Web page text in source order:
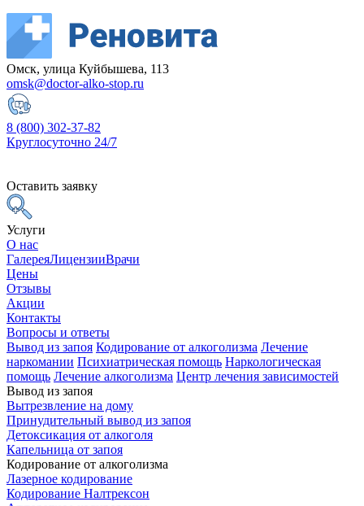
Омск, улица Куйбышева, 113
omsk@doctor-alko-stop.ru
8 (800) 302-37-82
Круглосуточно 24/7
Оставить заявку
Услуги
О нас
ГалереяЛицензииВрачи
Цены
Отзывы
Акции
Контакты
Вопросы и ответы
Вывод из запоя Кодирование от алкоголизма Лечение
наркомании Психиатрическая помощь Наркологическая
помощь Лечение алкоголизма Центр лечения зависимостей
Вывод из запоя
Вытрезвление на дому
Принудительный вывод из запоя
Детоксикация от алкоголя
Капельница от запоя
Кодирование от алкоголизма
Лазерное кодирование
Кодирование Налтрексон